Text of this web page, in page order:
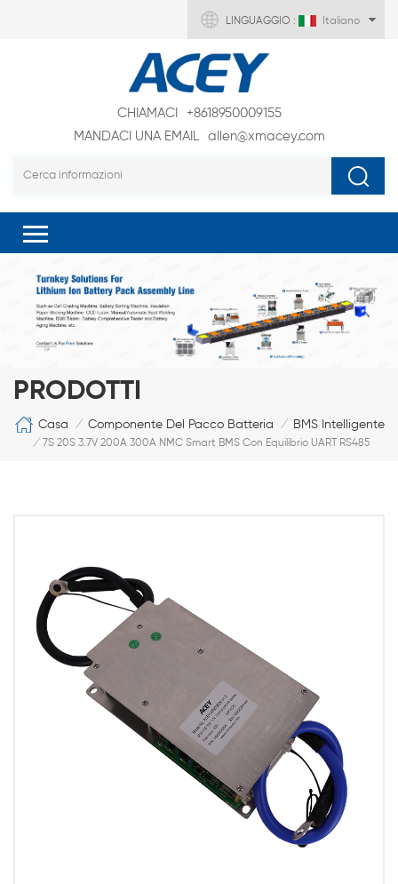
LINGUAGGIO : Italiano
CHIAMACI
+8618950009155
MANDACI UNA EMAIL
allen@xmacey.com
PRODOTTI
Casa / Componente Del Pacco Batteria / BMS Intelligente
/ 7S 20S 3.7V 200A 300A NMC Smart BMS Con Equilibrio UART RS485